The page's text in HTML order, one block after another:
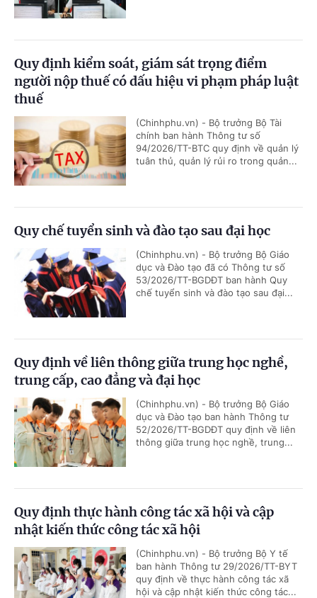
Quy định kiểm soát, giám sát trọng điểm
người nộp thuế có dấu hiệu vi phạm pháp luật
thuế
(Chinhphu.vn) - Bộ trưởng Bộ Tài
chính ban hành Thông tư số
94/2026/TT-BTC quy định về quản lý
tuân thủ, quản lý rủi ro trong quản...
Quy chế tuyển sinh và đào tạo sau đại học
(Chinhphu.vn) - Bộ trưởng Bộ Giáo
dục và Đào tạo đã có Thông tư số
53/2026/TT-BGDĐT ban hành Quy
chế tuyển sinh và đào tạo sau đại...
Quy định về liên thông giữa trung học nghề,
trung cấp, cao đẳng và đại học
(Chinhphu.vn) - Bộ trưởng Bộ Giáo
dục và Đào tạo ban hành Thông tư
52/2026/TT-BGDĐT quy định về liên
thông giữa trung học nghề, trung...
Quy định thực hành công tác xã hội và cập
nhật kiến thức công tác xã hội
(Chinhphu.vn) - Bộ trưởng Bộ Y tế
ban hành Thông tư 29/2026/TT-BYT
quy định về thực hành công tác xã
hội và cập nhật kiến thức công tác...